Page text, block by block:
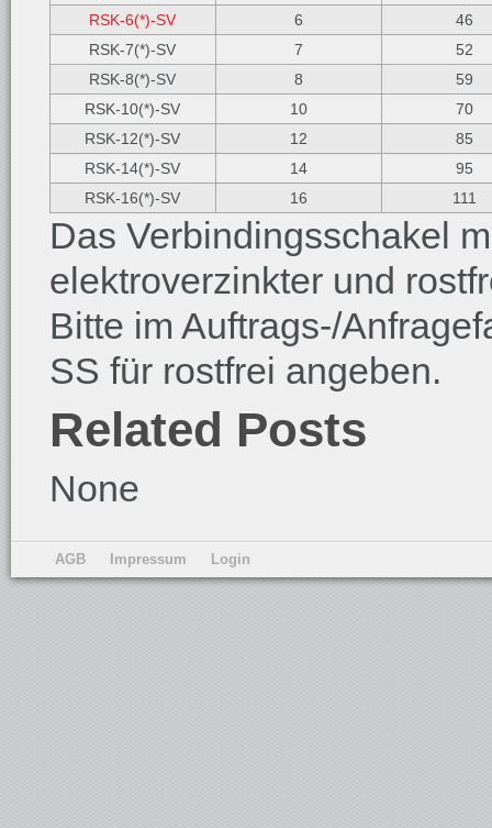
RSK-6(*)-SV
6
46
RSK-7(*)-SV
7
52
RSK-8(*)-SV
8
59
RSK-10(*)-SV
10
70
RSK-12(*)-SV
12
85
RSK-14(*)-SV
14
95
RSK-16(*)-SV
16 111
Das Verbindingsschakel
elektroverzinkter und
Bitte im Auftrags-/
SS für rostfrei angeben.
Related Posts
None
AGB Impressum Login